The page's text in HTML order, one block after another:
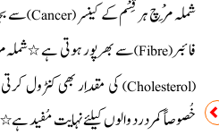
شملہ مِرْچ ہر قِسْم کے کینسر(
Cancer
)سے
فائبر(
Fibre
)سے بھرپور ہوتی ہے٭
(
Cholesterol
)کی مِقدار بھی کنٹرول
خُصوصاً کمردرد والوں کیلئے نہایت مُفید ہے٭